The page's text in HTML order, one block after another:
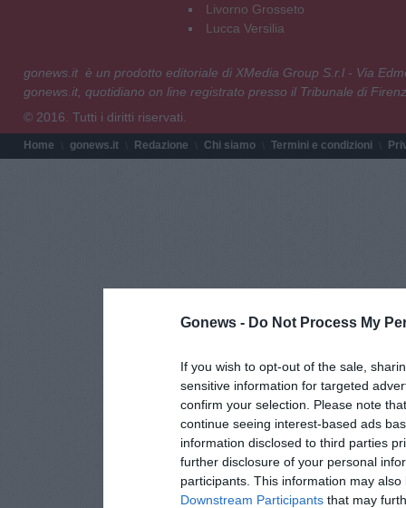
Gonews - Do Not Process My
If you wish to opt-out of the sale,
sensitive information for targeted
confirm your selection. Please note
continue seeing interest-based ads
information disclosed to third parties
further disclosure of your personal
participants. This information may
Downstream Participants that may
Livorno Grosseto
Lucca Versilia
gonews.it è un prodotto editoriale di XMedia Group S.r.l - Via
gonews.it, quotidiano on line registrato presso il Tribunale di
© 2016. Tutti i diritti riservati.
Home gonews.it Redazione Chi siamo Termini e condizioni